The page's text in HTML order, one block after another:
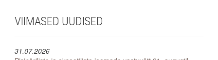
VIIMASED UUDISED
31.07.2026